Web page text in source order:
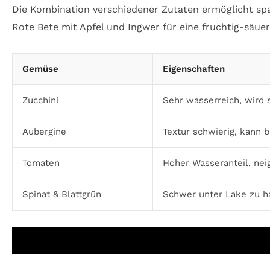
Die Kombination verschiedener Zutaten ermöglicht
Rote Bete mit Apfel und Ingwer für eine fruchtig-
Gemüse Eigenschaften
Zucchini Sehr wasserreich, wird
Aubergine Textur schwierig, kann
Tomaten Hoher Wasseranteil,
Spinat & Blattgrün Schwer unter Lake zu